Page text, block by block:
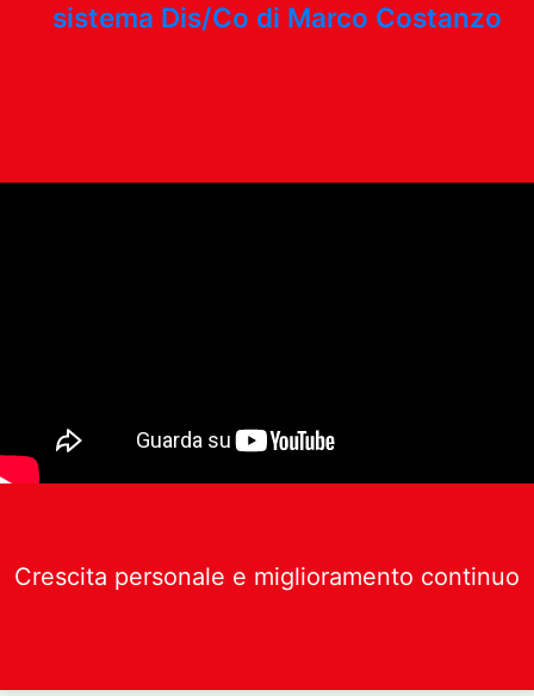
sistema Dis/Co di Marco Costanzo
Crescita personale e miglioramento continuo